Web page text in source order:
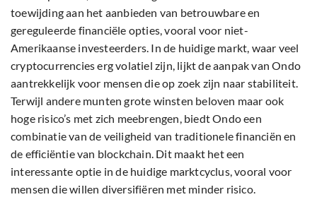
toewijding aan het aanbieden van betrouwbare en
gereguleerde financiële opties, vooral voor niet-
Amerikaanse investeerders. In de huidige markt, waar veel
cryptocurrencies erg volatiel zijn, lijkt de aanpak van Ondo
aantrekkelijk voor mensen die op zoek zijn naar stabiliteit.
Terwijl andere munten grote winsten beloven maar ook
hoge risico’s met zich meebrengen, biedt Ondo een
combinatie van de veiligheid van traditionele financiën en
de efficiëntie van blockchain. Dit maakt het een
interessante optie in de huidige marktcyclus, vooral voor
mensen die willen diversifiëren met minder risico.